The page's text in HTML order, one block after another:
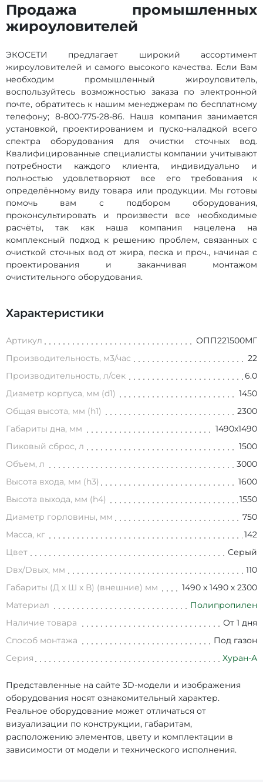
Продажа промышленных
жироуловителей
ЭКОСЕТИ предлагает широкий ассортимент
жироуловителей и самого высокого качества. Если Вам
необходим промышленный жироуловитель,
воспользуйтесь возможностью заказа по электронной
почте, обратитесь к нашим менеджерам по бесплатному
телефону; 8-800-775-28-86. Наша компания занимается
установкой, проектированием и пуско-наладкой всего
спектра оборудования для очистки сточных вод.
Квалифицированные специалисты компании учитывают
потребности каждого клиента, индивидуально и
полностью удовлетворяют все его требования к
определённому виду товара или продукции. Мы готовы
помочь вам с подбором оборудования,
проконсультировать и произвести все необходимые
расчёты, так как наша компания нацелена на
комплексный подход к решению проблем, связанных с
очисткой сточных вод от жира, песка и проч., начиная с
проектирования и заканчивая монтажом
очистительного оборудования.
Характеристики
Артикул
ОПП221500МГ
Производительность, м3/час
22
Производительность, л/сек
6.0
Диаметр корпуса, мм (d1)
1450
Общая высота, мм (h1)
2300
Габариты дна, мм
1490х1490
Пиковый сброс, л
1500
Объем, л
3000
Высота входа, мм (h3)
1600
Высота выхода, мм (h4)
1550
Диаметр горловины, мм
750
Масса, кг
142
Цвет
Серый
Dвх/Dвых, мм
110
Габариты (Д х Ш х В) (внешние) мм
1490 х 1490 х 2300
Материал
Полипропилен
Наличие товара
От 1 дня
Способ монтажа
Под газон
Серия
Хуран-А
Представленные на сайте 3D-модели и изображения
оборудования носят ознакомительный характер.
Реальное оборудование может отличаться от
визуализации по конструкции, габаритам,
расположению элементов, цвету и комплектации в
зависимости от модели и технического исполнения.